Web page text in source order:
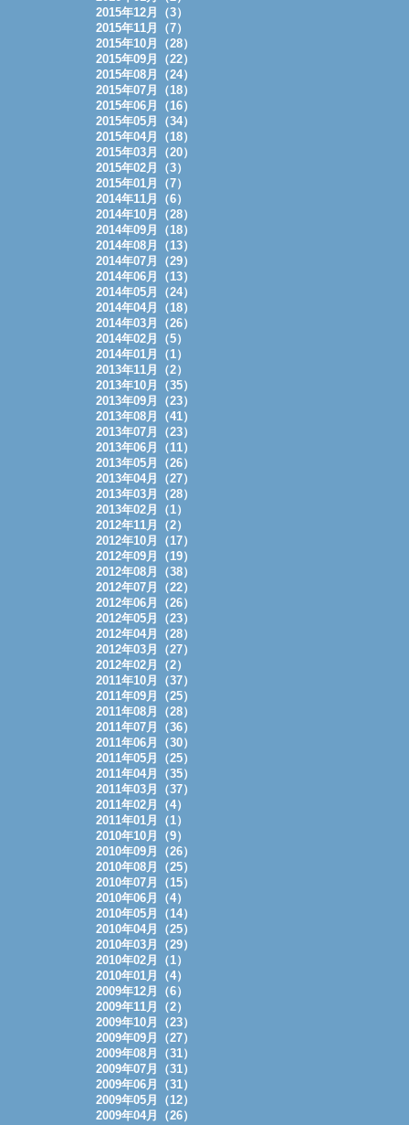
2015年12月（3）
2015年11月（7）
2015年10月（28）
2015年09月（22）
2015年08月（24）
2015年07月（18）
2015年06月（16）
2015年05月（34）
2015年04月（18）
2015年03月（20）
2015年02月（3）
2015年01月（7）
2014年11月（6）
2014年10月（28）
2014年09月（18）
2014年08月（13）
2014年07月（29）
2014年06月（13）
2014年05月（24）
2014年04月（18）
2014年03月（26）
2014年02月（5）
2014年01月（1）
2013年11月（2）
2013年10月（35）
2013年09月（23）
2013年08月（41）
2013年07月（23）
2013年06月（11）
2013年05月（26）
2013年04月（27）
2013年03月（28）
2013年02月（1）
2012年11月（2）
2012年10月（17）
2012年09月（19）
2012年08月（38）
2012年07月（22）
2012年06月（26）
2012年05月（23）
2012年04月（28）
2012年03月（27）
2012年02月（2）
2011年10月（37）
2011年09月（25）
2011年08月（28）
2011年07月（36）
2011年06月（30）
2011年05月（25）
2011年04月（35）
2011年03月（37）
2011年02月（4）
2011年01月（1）
2010年10月（9）
2010年09月（26）
2010年08月（25）
2010年07月（15）
2010年06月（4）
2010年05月（14）
2010年04月（25）
2010年03月（29）
2010年02月（1）
2010年01月（4）
2009年12月（6）
2009年11月（2）
2009年10月（23）
2009年09月（27）
2009年08月（31）
2009年07月（31）
2009年06月（31）
2009年05月（12）
2009年04月（26）